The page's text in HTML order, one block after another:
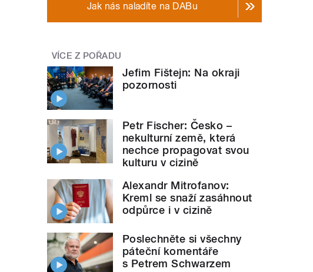
Jak nás naladíte na DABu
VÍCE Z POŘADU
Jefim Fištejn: Na okraji
pozornosti
Petr Fischer: Česko –
nekulturní země, která
nechce propagovat svou
kulturu v cizině
Alexandr Mitrofanov:
Kreml se snaží zasáhnout
odpůrce i v cizině
Poslechněte si všechny
páteční komentáře
s Petrem Schwarzem